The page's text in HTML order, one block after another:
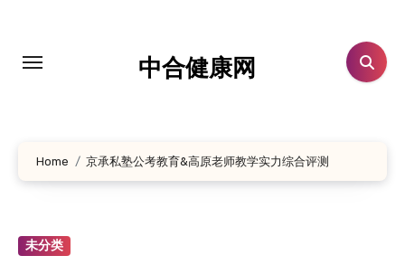
中合健康网
Home 京承私塾公考教育&高原老师教学实力综合评测
未分类